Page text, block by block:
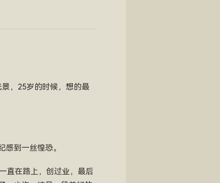
，25岁的时候，想的最
到一丝惶恐。
直在路上，创过业，最后